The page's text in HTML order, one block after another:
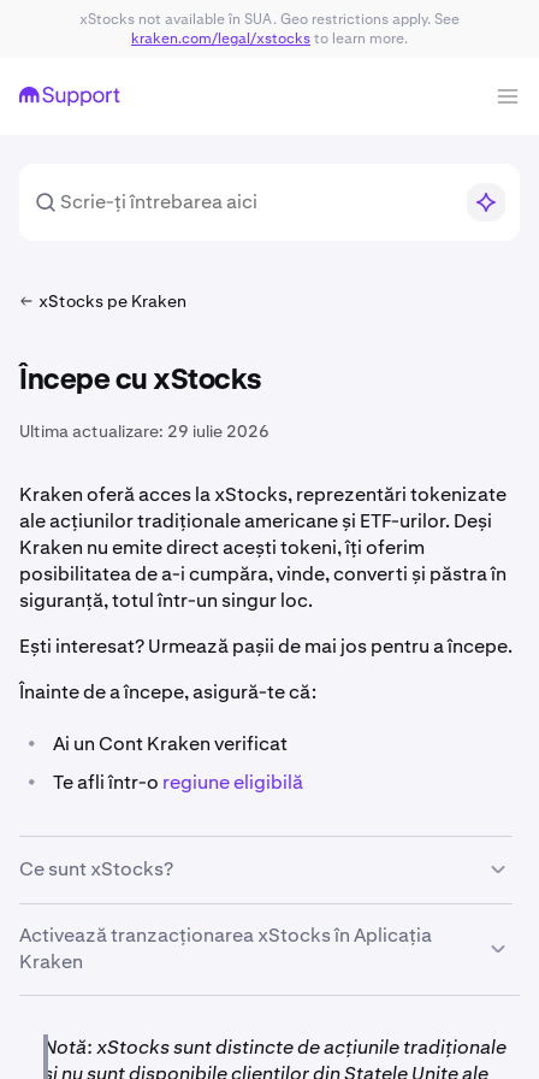
xStocks not available în SUA. Geo restrictions apply. See
kraken.com/legal/xstocksto learn more.
xStocks pe Kraken
Începe cu xStocks
Ultima actualizare: 29 iulie 2026
Kraken oferă acces la xStocks, reprezentări tokenizate
ale acțiunilor tradiționale americane și ETF-urilor. Deși
Kraken nu emite direct acești tokeni, îți oferim
posibilitatea de a-i cumpăra, vinde, converti și păstra în
siguranță, totul într-un singur loc.
Ești interesat? Urmează pașii de mai jos pentru a începe.
Înainte de a începe, asigură-te că:
• Ai un Cont Kraken verificat
• Te afli într-o regiune eligibilă
Ce sunt xStocks?
xStocks sunt reprezentări ale acțiunilor reale și ale
fondurilor tranzacționate la bursă transformate în
Activează tranzacționarea xStocks în Aplicația
Kraken
Deschide Aplicația Kraken și accesează secțiunea
Cumpără.
Notă: xStocks sunt distincte de acțiunile tradiționale
și nu sunt disponibile clienților din Statele Unite ale